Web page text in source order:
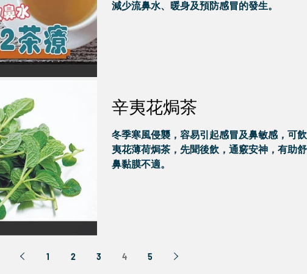
減少流鼻水、暖身及預防感冒的發生。
辛夷花焗茶
冬季寒風侵襲，容易引起感冒及鼻敏感，可
夷花薄荷焗茶，先聞後飲，通竅安神，有助
鼻黏膜不適。
1 2 3 4 5